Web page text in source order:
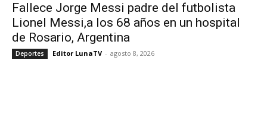
Fallece Jorge Messi padre del futbolista
Lionel Messi,a los 68 años en un hospital
de Rosario, Argentina
Deportes Editor LunaTV - agosto 8, 2026